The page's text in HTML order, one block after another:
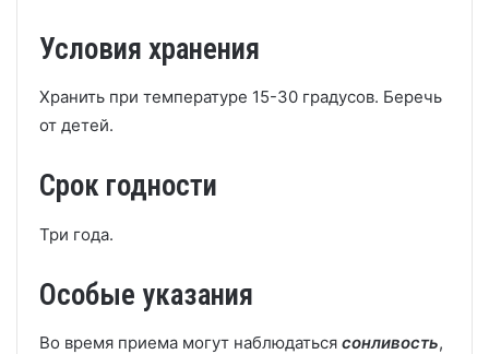
Условия хранения
Хранить при температуре 15-30 градусов. Беречь
от детей.
Срок годности
Три года.
Особые указания
Во время приема могут наблюдаться сонливость,